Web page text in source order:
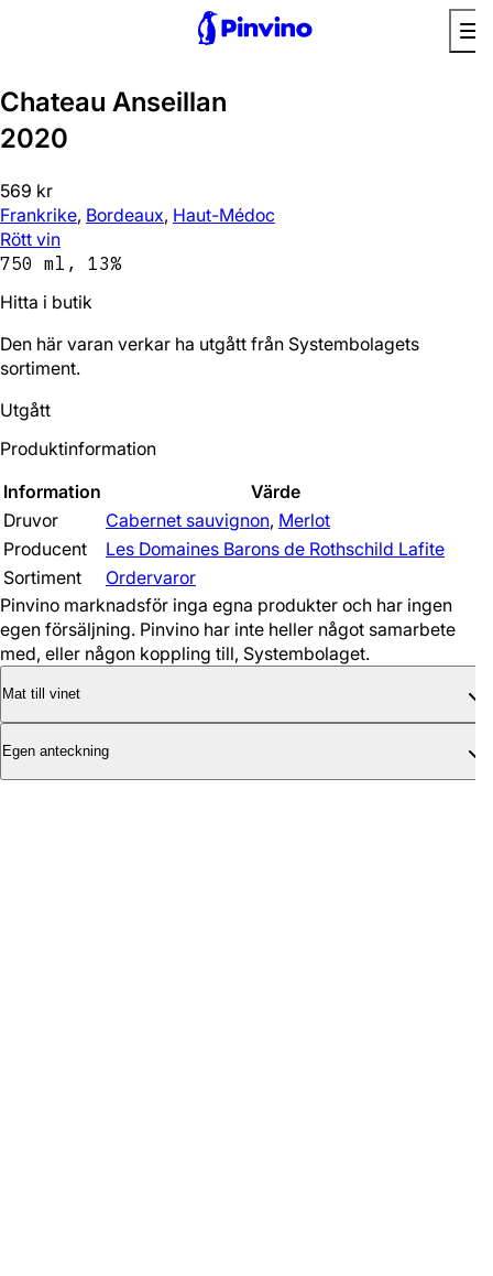
Chateau Anseillan
2020
569 kr
Frankrike, Bordeaux, Haut-Médoc
Rött vin
750 ml, 13%
Hitta i butik
Den här varan verkar ha utgått från Systembolagets
sortiment.
Utgått
Produktinformation
Information
Värde
Druvor
Cabernet sauvignon, Merlot
Producent
Les Domaines Barons de Rothschild Lafite
Sortiment
Ordervaror
Pinvino marknadsför inga egna produkter och har ingen
egen försäljning. Pinvino har inte heller något samarbete
med, eller någon koppling till, Systembolaget.
Mat till vinet
Egen anteckning